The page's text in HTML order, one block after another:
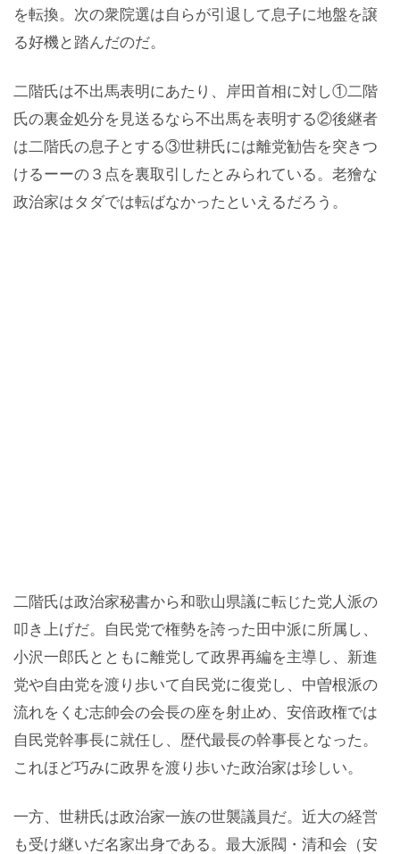
を転換。次の衆院選は自らが引退して息子に地盤を譲
る好機と踏んだのだ。
二階氏は不出馬表明にあたり、岸田首相に対し①二階
氏の裏金処分を見送るなら不出馬を表明する②後継者
は二階氏の息子とする③世耕氏には離党勧告を突きつ
けるーーの３点を裏取引したとみられている。老獪な
政治家はタダでは転ばなかったといえるだろう。
二階氏は政治家秘書から和歌山県議に転じた党人派の
叩き上げだ。自民党で権勢を誇った田中派に所属し、
小沢一郎氏とともに離党して政界再編を主導し、新進
党や自由党を渡り歩いて自民党に復党し、中曽根派の
流れをくむ志帥会の会長の座を射止め、安倍政権では
自民党幹事長に就任し、歴代最長の幹事長となった。
これほど巧みに政界を渡り歩いた政治家は珍しい。
一方、世耕氏は政治家一族の世襲議員だ。近大の経営
も受け継いだ名家出身である。最大派閥・清和会（安